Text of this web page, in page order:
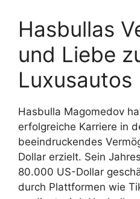
Hasbullas
und Liebe
Luxusautos
Hasbulla Magomedov
erfolgreiche Karriere in
beeindruckendes
Dollar erzielt. Sein
80.000 US-Dollar
durch Plattformen wie